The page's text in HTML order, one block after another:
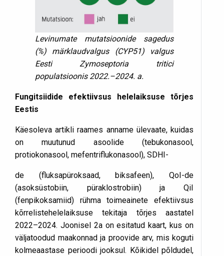
Levinumate mutatsioonide sagedus
(%) märk­laudvalgus (CYP51) valgus
Eesti Zymo­septoria tritici
populatsioonis 2022.–2024. a.
Fungitsiidide efektiivsus helelaiksuse tõrjes
Eestis
Käesoleva artikli raames anname ülevaate, kuidas
on muutunud asoolide (tebukonasool,
protiokonasool, mefentriflukonasool), SDHI-
de (fluksapüroksaad, biksafeen), QoI-de
(asoksüstobiin, püraklostrobiin) ja QiI
(fenpikoksamiid) rühma toimeainete efektiivsus
kõrrelistehelelaiksuse tekitaja tõrjes aastatel
2022–2024. Joonisel 2a on esitatud kaart, kus on
väljatoodud maakonnad ja proovide arv, mis koguti
kolmeaastase perioodi jooksul. Kõikidel põldudel,